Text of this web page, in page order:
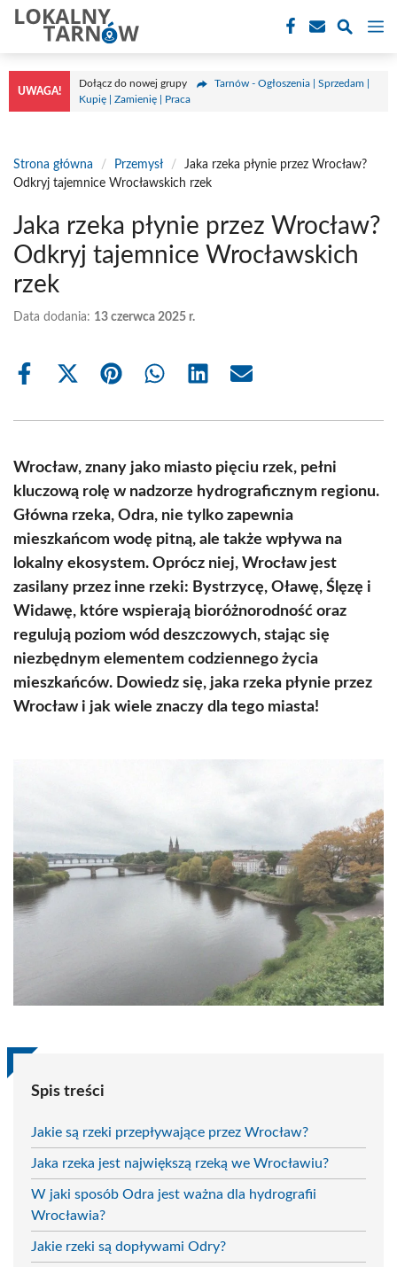
Przejdź
treści
UWAGA!
Dołącz do nowej grupy
Tarnów - Ogłoszenia | Sprzedam |
Kupię | Zamienię | Praca
Strona główna / Przemysł /
Jaka rzeka płynie przez Wrocław?
Odkryj tajemnice Wrocławskich rzek
Jaka rzeka płynie przez Wrocław?
Odkryj tajemnice Wrocławskich
rzek
Data dodania: 13 czerwca 2025 r.
Share
Share
(Twitter)
Share Share Share Share
Wrocław, znany jako miasto pięciu rzek, pełni
kluczową rolę w nadzorze hydrograficznym regionu.
Główna rzeka, Odra, nie tylko zapewnia
mieszkańcom wodę pitną, ale także wpływa na
lokalny ekosystem. Oprócz niej, Wrocław jest
zasilany przez inne rzeki: Bystrzycę, Oławę, Ślęzę i
Widawę, które wspierają bioróżnorodność oraz
regulują poziom wód deszczowych, stając się
niezbędnym elementem codziennego życia
mieszkańców. Dowiedz się, jaka rzeka płynie przez
Wrocław i jak wiele znaczy dla tego miasta!
Spis treści
Jakie są rzeki przepływające przez Wrocław?
Jaka rzeka jest największą rzeką we Wrocławiu?
W jaki sposób Odra jest ważna dla hydrografii
Wrocławia?
Jakie rzeki są dopływami Odry?